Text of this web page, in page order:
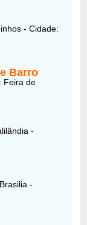
- Cidade:
Barro
Feira de
-
-